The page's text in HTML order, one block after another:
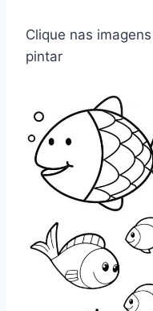
Clique nas
pintar